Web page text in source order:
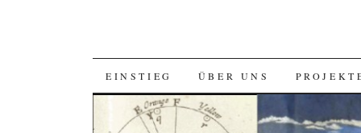
SKIP
EINSTIEG ÜBER UNS